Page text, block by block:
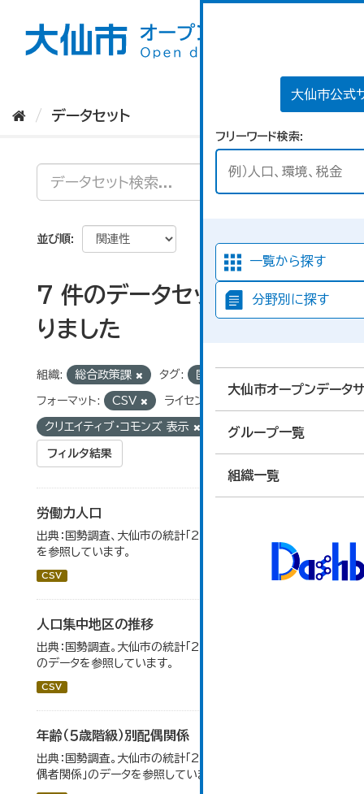
大仙市公式
フリーワード検索
一覧から探す
分野別に探す
大仙市オープンデータ
グループ一覧
組織一覧
データセット
並び順
7 件のデータセットが見つか
りました
組織: 総合政策課 タグ: 国勢調査
フォーマット: CSV ライセンス:
クリエイティブ・コモンズ 表示
フィルタ結果
労働力人口
出典：国勢調査、大仙市の統計「2-6 労働力人口」のデータ
を参照しています。
CSV
人口集中地区の推移
出典：国勢調査。大仙市の統計「2-3 人口集中地区の推移」
のデータを参照しています。
CSV
年齢（５歳階級）別配偶関係
出典：国勢調査。大仙市の統計「2-12 年齢（5歳階級）別配
偶者関係」のデータを参照しています。